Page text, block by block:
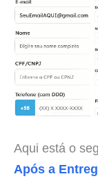
Aqui está o
Após a